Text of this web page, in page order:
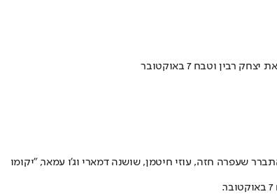
שעפרה חזה, עוזי חיטמן, שושנה דמארי וג'ו עמאר, "יקומו